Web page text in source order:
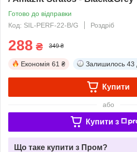
Готово до відправки
Код: SIL-PERF-22-B/G
Роздріб
288 ₴ 349 ₴
Економія 61 ₴ Залишилось 43
Купити
або
Купити з
Що таке купити з Пром?